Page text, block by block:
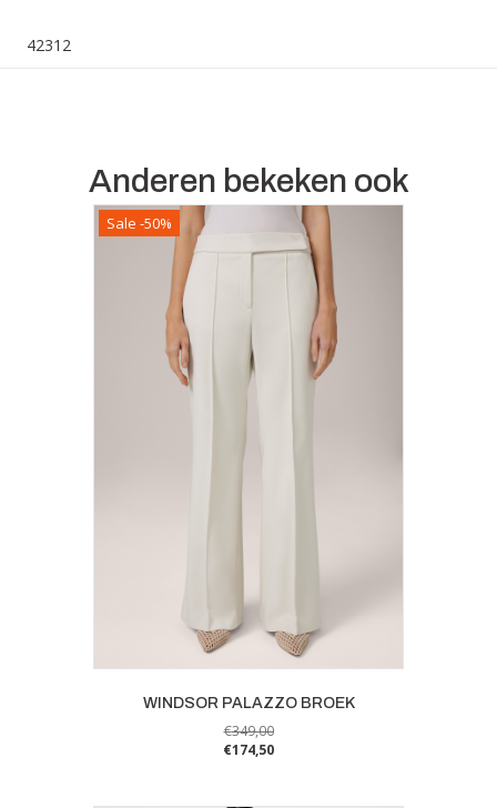
42312
Anderen bekeken ook
Sale -50%
WINDSOR PALAZZO BROEK
€349,00
€174,50